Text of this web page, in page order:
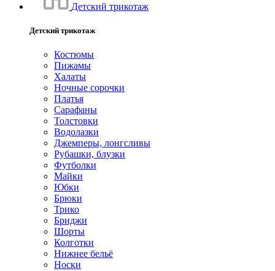
Детский трикотаж
Детский трикотаж
Костюмы
Пижамы
Халаты
Ночные сорочки
Платья
Сарафаны
Толстовки
Водолазки
Джемперы, лонгсливы
Рубашки, блузки
Футболки
Майки
Юбки
Брюки
Трико
Бриджи
Шорты
Колготки
Нижнее бельё
Носки